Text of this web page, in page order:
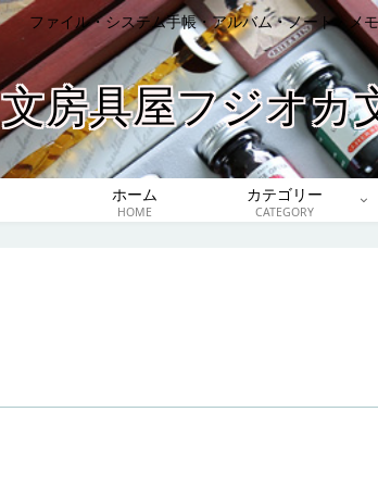
ファイル・システム手帳・アルバム・ノート・メ
文房具屋フジオカ
ホーム
HOME
カテゴリー
CATEGORY